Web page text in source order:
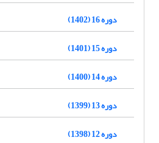
دوره 16 (1402)
دوره 15 (1401)
دوره 14 (1400)
دوره 13 (1399)
دوره 12 (1398)